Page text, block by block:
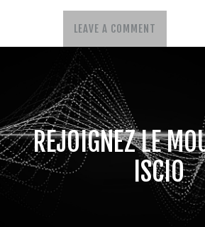
REJOIGNEZ LE
ISCIO